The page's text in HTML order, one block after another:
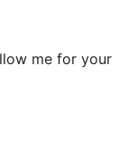
me for your